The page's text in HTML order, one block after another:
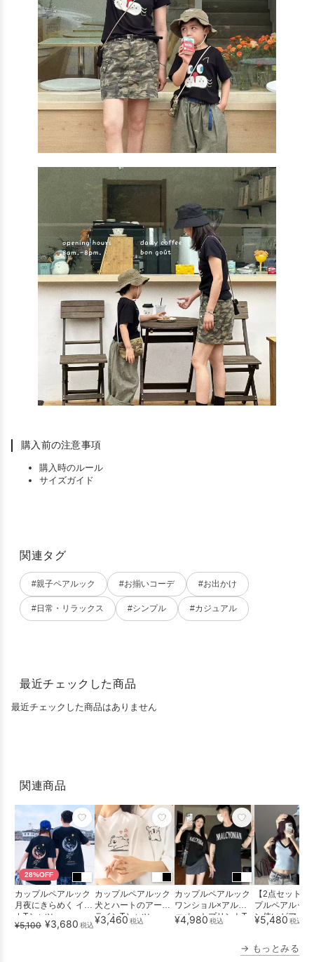
購入前の注意事項
購入時のルール
サイズガイド
関連タグ
#親子ペアルック #お揃いコーデ #お出かけ
#日常・リラックス #シンプル #カジュアル
最近チェックした商品
最近チェックした商品はありません
関連商品
28%OFF
カップルペアルック
月夜にきらめく イル
カTシャツ
¥5,100 ¥3,680 税込
カップルペアルック
犬とハートのアート
ラインTシャツ
¥3,460 税込
カップルペアルック
ワンショル×アルフ
ァベットプリントT
シャツセッ...
¥4,980 税込
【2点セット】
プルペアルッ
ン使いがアク
ライトブ...
¥5,480 税込
→ もっとみる